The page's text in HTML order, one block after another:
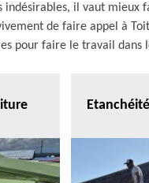
il vaut mieux
de faire appel à
pour faire le travail dans